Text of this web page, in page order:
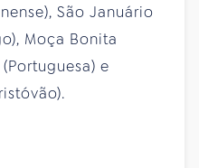
São Januário
Moça Bonita
e